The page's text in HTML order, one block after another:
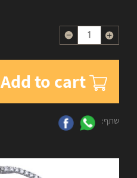
Quantity
Add to cart
שתף: